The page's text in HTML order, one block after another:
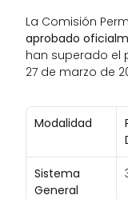
aprobado
han superado el
27 de marzo de
Modalidad
Sistema
General